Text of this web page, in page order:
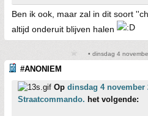
Ben ik ook, maar zal in dit soort
altijd onderuit blijven halen
• dinsdag 4
#ANONIEM
Op dinsdag 4 november
Straatcommando. het volgende: